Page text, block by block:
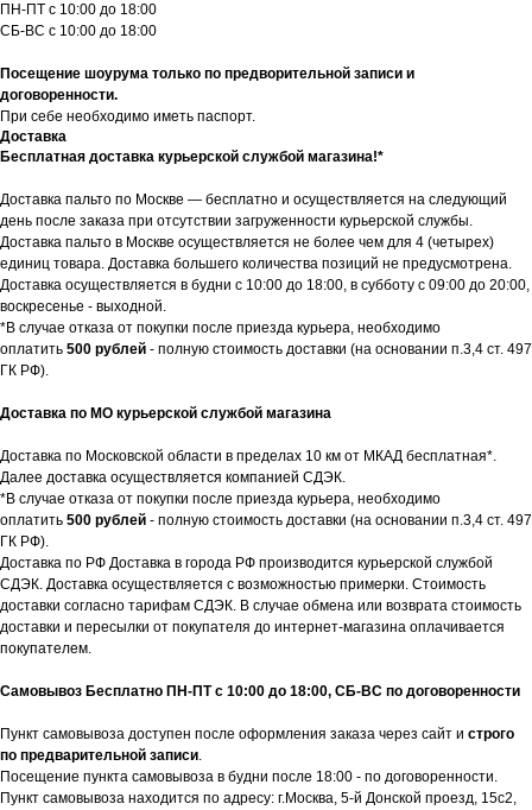
ПН-ПТ с 10:00 до 18:00
СБ-ВС с 10:00 до 18:00
Посещение шоурума только по предворительной записи и
договоренности.
При себе необходимо иметь паспорт.
Доставка
Бесплатная доставка курьерской службой магазина!*
Доставка пальто по Москве — бесплатно и осуществляется на следующий
день после заказа при отсутствии загруженности курьерской службы.
Доставка пальто в Москве осуществляется не более чем для 4 (четырех)
единиц товара. Доставка большего количества позиций не предусмотрена.
Доставка осуществляется в будни с 10:00 до 18:00, в субботу с 09:00 до 20:00,
воскресенье - выходной.
*В случае отказа от покупки после приезда курьера, необходимо
оплатить 500 рублей - полную стоимость доставки (на основании п.3,4 ст. 497
ГК РФ).
Доставка по МО курьерской службой магазина
Доставка по Московской области в пределах 10 км от МКАД бесплатная*.
Далее доставка осуществляется компанией СДЭК.
*В случае отказа от покупки после приезда курьера, необходимо
оплатить 500 рублей - полную стоимость доставки (на основании п.3,4 ст. 497
ГК РФ).
Доставка по РФ Доставка в города РФ производится курьерской службой
СДЭК. Доставка осуществляется с возможностью примерки. Стоимость
доставки согласно тарифам СДЭК. В случае обмена или возврата стоимость
доставки и пересылки от покупателя до интернет-магазина оплачивается
покупателем.
Самовывоз Бесплатно ПН-ПТ с 10:00 до 18:00, СБ-ВС по договоренности
Пункт самовывоза доступен после оформления заказа через сайт и строго
по предварительной записи.
Посещение пункта самовывоза в будни после 18:00 - по договоренности.
Пункт самовывоза находится по адресу: г.Москва, 5-й Донской проезд, 15с2,